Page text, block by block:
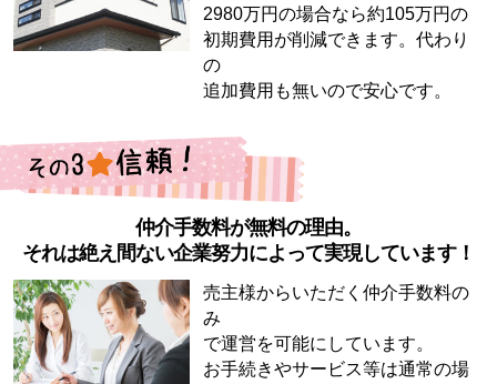
2980万円の場合なら約105万円の
初期費用が削減できます。代わり
の
追加費用も無いので安心です。
仲介手数料が無料の理由。
それは絶え間ない企業努力によって実現しています！
売主様からいただく仲介手数料の
み
で運営を可能にしています。
お手続きやサービス等は通常の場